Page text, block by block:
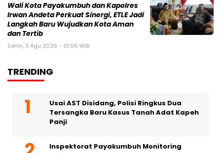
Wali Kota Payakumbuh dan Kapolres
Irwan Andeta Perkuat Sinergi, ETLE Jadi
Langkah Baru Wujudkan Kota Aman
dan Tertib
Senin, 3 Agu 2026 - 10:06 WIB
TRENDING
Usai AST Disidang, Polisi Ringkus Dua
Tersangka Baru Kasus Tanah Adat Kapeh
Panji
Inspektorat Payakumbuh Monitoring